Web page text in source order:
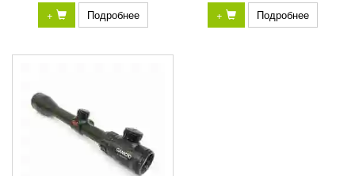
+ Подробнее + Подробнее